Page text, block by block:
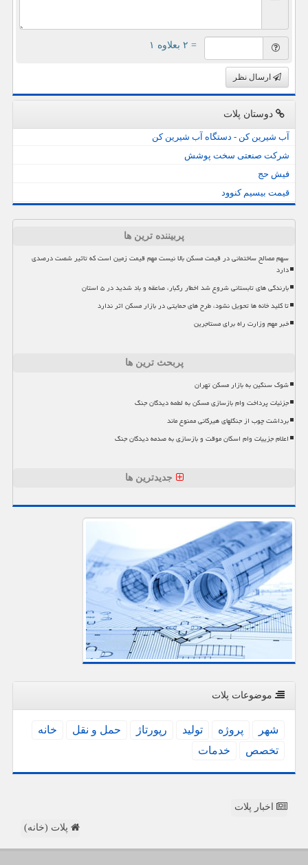
= ۲ بعلاوه ۱
ارسال نظر
دوستان پلات
آب شیرین کن - دستگاه آب شیرین کن
شرکت صنعتی سخت پوشش
فیش حج
قیمت بیسیم کنوود
پربیننده ترین ها
سهم مصالح ساختمانی در قیمت مسکن بالا نیست مهم قیمت زمین است که تاثیر شصت درصدی
دارد
بارندگی های تابستانی شروع شد اخطار رگبار، صاعقه و باد شدید در ۵ استان
تا کلید خانه ها تحویل نشود، طرح های حمایتی در بازار مسکن اثر ندارد
خبر مهم وزارت راه برای مستاجرین
پربحث ترین ها
شوک سنگین به بازار مسکن تهران
جزئیات پرداخت وام بازسازی مسکن به لطمه دیدگان جنگ
برداشت چوب از جنگلهای هیرکانی ممنوع ماند
اعلام جزییات وام اسکان موقت و بازسازی به صدمه دیدگان جنگ
جدیدترین ها
موضوعات پلات
شهر پروژه تولید رپورتاژ حمل و نقل
خانه
تخصص
خدمات
اخبار پلات
پلات (خانه)